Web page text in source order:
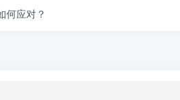
何应对？